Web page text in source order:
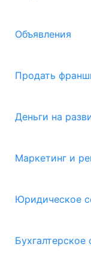
Объявления
Продать
Деньги на
Маркетинг и
Юридическое